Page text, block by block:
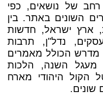
רחב של נושאים, כפי
השונים באתר. בין
ארץ ישראל, חדשות
נדל"ן, תרבות
מדרש הכולל מאמרים
מעגל השנה, הלכות
הקול היהודי מארח
שונים.